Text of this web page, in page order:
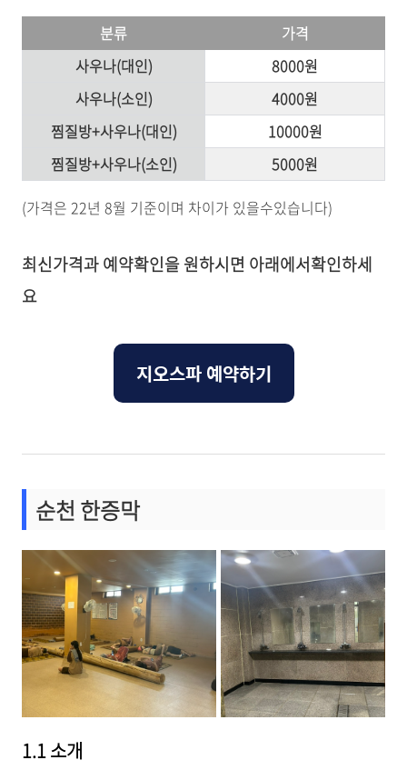
분류
가격
사우나(대인)
8000원
사우나(소인)
4000원
찜질방+사우나(대인)
10000원
찜질방+사우나(소인)
5000원
(가격은 22년 8월 기준이며 차이가 있을수있습니다)
최신가격과 예약확인을 원하시면 아래에서확인하세
요
지오스파 예약하기
순천 한증막
1.1 소개